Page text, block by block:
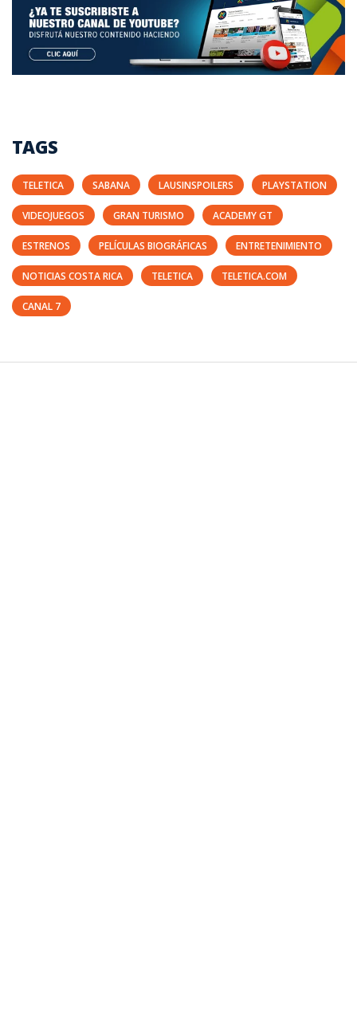
TAGS
TELETICA SABANA LAUSINSPOILERS PLAYSTATION
VIDEOJUEGOS GRAN TURISMO ACADEMY GT
ESTRENOS PELÍCULAS BIOGRÁFICAS ENTRETENIMIENTO
NOTICIAS COSTA RICA TELETICA TELETICA.COM
CANAL 7